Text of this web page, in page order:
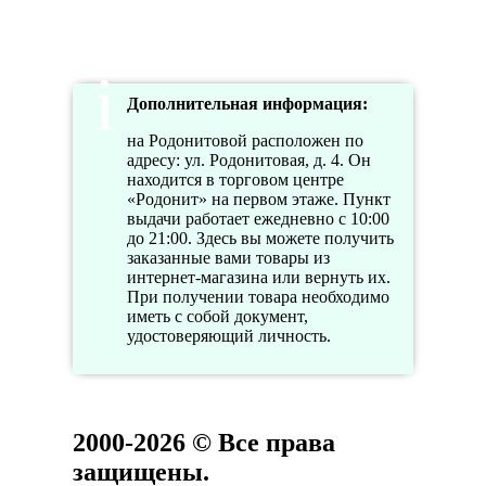
Дополнительная информация:
на Родонитовой расположен по
адресу: ул. Родонитовая, д. 4. Он
находится в торговом центре
«Родонит» на первом этаже. Пункт
выдачи работает ежедневно с 10:00
до 21:00. Здесь вы можете получить
заказанные вами товары из
интернет-магазина или вернуть их.
При получении товара необходимо
иметь с собой документ,
удостоверяющий личность.
2000-2026 © Все права
защищены.